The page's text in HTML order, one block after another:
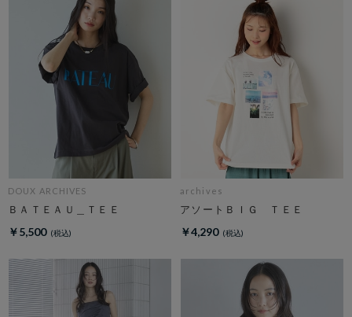
DOUX ARCHIVES
ＢＡＴＥＡＵ＿ＴＥＥ
￥5,500
archives
アソートＢＩＧ ＴＥＥ
￥4,290